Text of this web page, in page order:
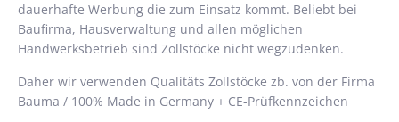
dauerhafte Werbung die zum Einsatz kommt. Beliebt bei
Baufirma, Hausverwaltung und allen möglichen
Handwerksbetrieb sind Zollstöcke nicht wegzudenken.
Daher wir verwenden Qualitäts Zollstöcke zb. von der Firma
Bauma / 100% Made in Germany + CE-Prüfkennzeichen